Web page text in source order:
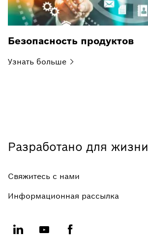
Безопасность продуктов
Узнать больше
Разработано для жизни
Свяжитесь с нами
Информационная рассылка